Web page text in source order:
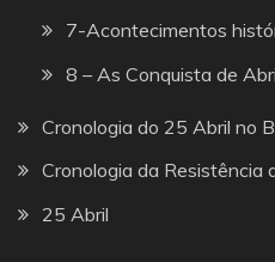
7-Acontecimentos
8 – As Conquista de
Cronologia do 25 Abril no
Cronologia da Resistência
25 Abril